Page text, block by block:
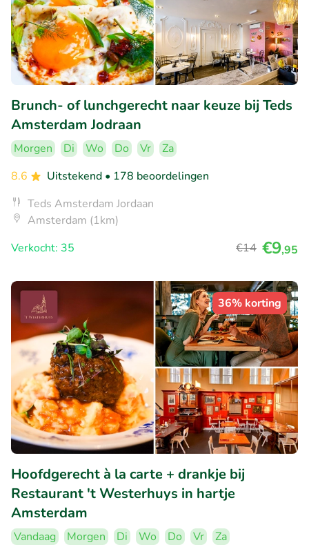
Brunch- of lunchgerecht naar keuze bij Teds
Amsterdam Jodraan
Morgen Di Wo Do Vr
Za
8.6
Uitstekend • 178 beoordelingen
Teds Amsterdam Jordaan
Amsterdam (1km)
Verkocht: 35
€14 €9,95
36% korting
Hoofdgerecht à la carte + drankje bij
Restaurant 't Westerhuys in hartje
Amsterdam
Vandaag Morgen Di Wo Do Vr
Za